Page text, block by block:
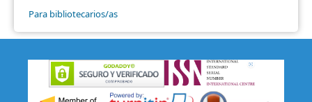
Para bibliotecarios/as